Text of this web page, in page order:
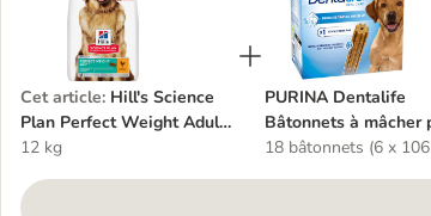
Cet article: Hill's Science
Plan Perfect Weight Adult
1+ Large Poulet
12 kg
PURINA Dentalife
Bâtonnets à mâcher
grand chien (25-40
18 bâtonnets (6 x